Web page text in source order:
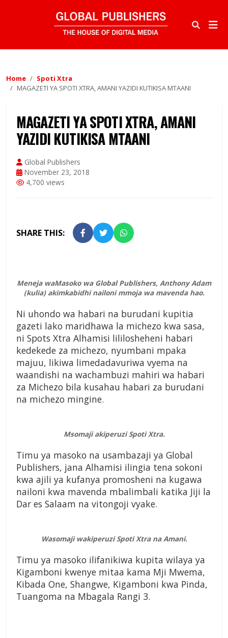
Home
Spoti Xtra
MAGAZETI YA SPOTI XTRA, AMANI YAZIDI KUTIKISA MTAANI
MAGAZETI YA SPOTI XTRA, AMANI
YAZIDI KUTIKISA MTAANI
Global Publishers
November 23, 2018
4,700 views
SHARE THIS:
Meneja waMasoko wa Global Publishers, Anthony Adam
(kulia) akimkabidhi nailoni mmoja wa mavenda hao.
Ni uhondo wa habari na burudani kupitia
gazeti lako maridhawa la michezo kwa sasa,
ni Spots Xtra Alhamisi lililosheheni habari
kedekede za michezo, nyumbani mpaka
majuu, likiwa limedadavuriwa vyema na
waandishi na wachambuzi mahiri wa habari
za Michezo bila kusahau habari za burudani
na michezo mingine.
Msomaji akiperuzi Spoti Xtra.
Timu ya masoko na usambazaji ya Global
Publishers, jana Alhamisi ilingia tena sokoni
kwa ajili ya kufanya promosheni na kugawa
nailoni kwa mavenda mbalimbali katika Jiji la
Dar es Salaam na vitongoji vyake.
Wasomaji wakiperuzi Spoti Xtra na Amani.
Timu ya masoko ilifanikiwa kupita wilaya ya
Kigamboni kwenye mitaa kama Mji Mwema,
Kibada One, Shangwe, Kigamboni kwa Pinda,
Tuangoma na Mbagala Rangi 3.